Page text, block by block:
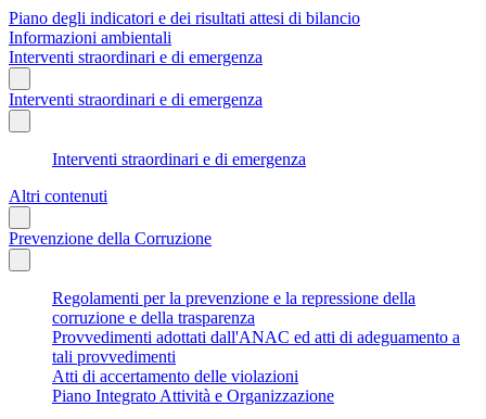
Piano degli indicatori e dei risultati attesi di bilancio
Informazioni ambientali
Interventi straordinari e di emergenza
Interventi straordinari e di emergenza
Interventi straordinari e di emergenza
Altri contenuti
Prevenzione della Corruzione
Regolamenti per la prevenzione e la repressione della
corruzione e della trasparenza
Provvedimenti adottati dall'ANAC ed atti di adeguamento a
tali provvedimenti
Atti di accertamento delle violazioni
Piano Integrato Attività e Organizzazione